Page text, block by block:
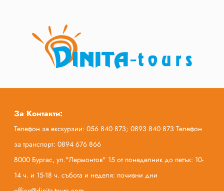
За Контакти:
Телефон за екскурзии: 056 840 873; 0893 840 873 Телефон
за транспорт: 0894 676 866
8000 Бургас, ул."Лермонтов" 15 от понеделник до петък: 10-
14 ч. и 15-18 ч. събота и неделя: почивни дни